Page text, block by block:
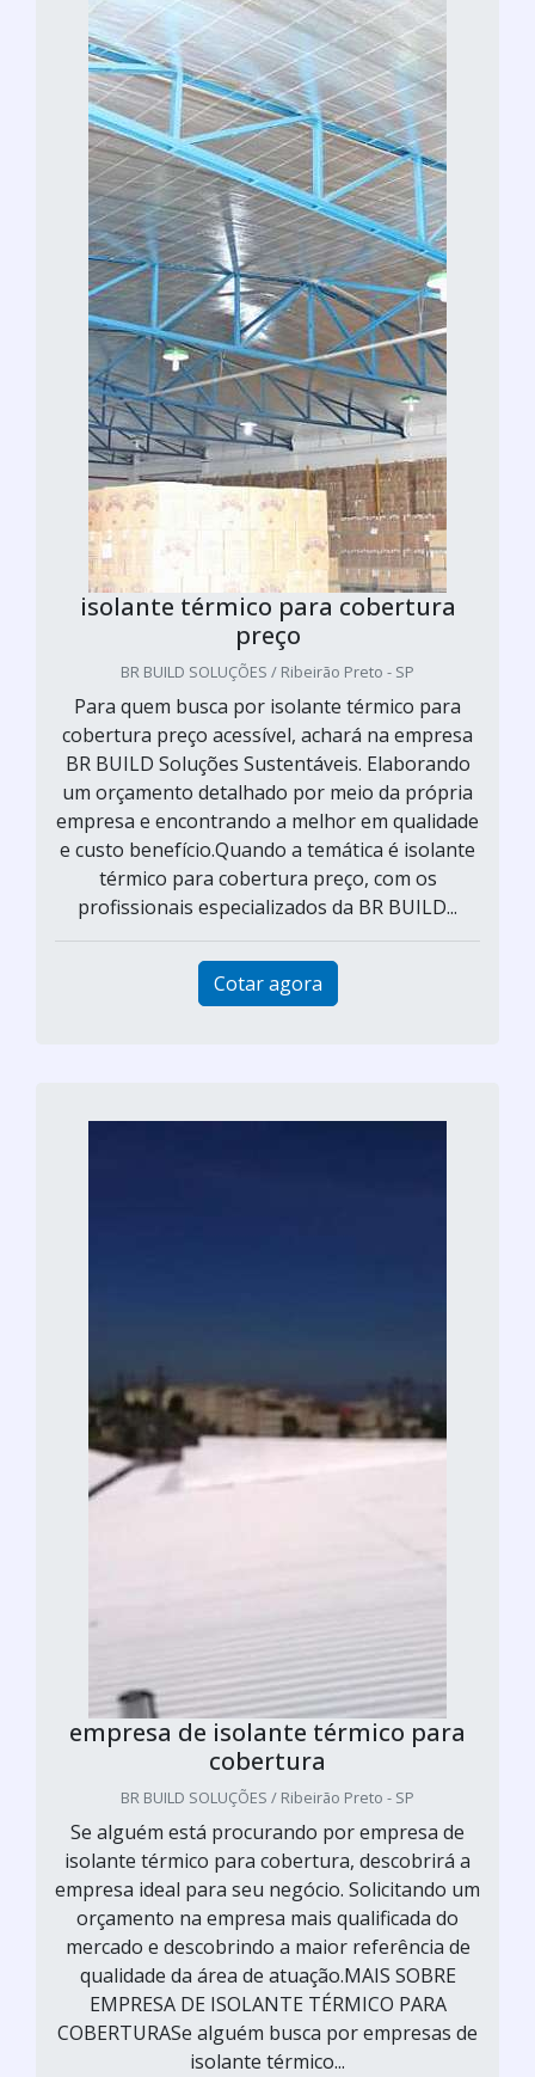
isolante térmico para cobertura
preço
BR BUILD SOLUÇÕES / Ribeirão Preto - SP
Para quem busca por isolante térmico para
cobertura preço acessível, achará na empresa
BR BUILD Soluções Sustentáveis. Elaborando
um orçamento detalhado por meio da própria
empresa e encontrando a melhor em qualidade
e custo benefício.Quando a temática é isolante
térmico para cobertura preço, com os
profissionais especializados da BR BUILD...
Cotar agora
empresa de isolante térmico para
cobertura
BR BUILD SOLUÇÕES / Ribeirão Preto - SP
Se alguém está procurando por empresa de
isolante térmico para cobertura, descobrirá a
empresa ideal para seu negócio. Solicitando um
orçamento na empresa mais qualificada do
mercado e descobrindo a maior referência de
qualidade da área de atuação.MAIS SOBRE
EMPRESA DE ISOLANTE TÉRMICO PARA
COBERTURASe alguém busca por empresas de
isolante térmico...